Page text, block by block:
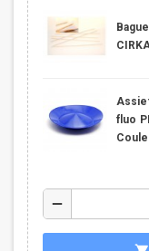
fluo
remove